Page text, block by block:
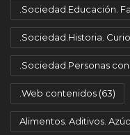
.Sociedad.Educación.
.Sociedad.Historia.
.Sociedad.Personas
.Web contenidos (63)
Alimentos. Aditivos.